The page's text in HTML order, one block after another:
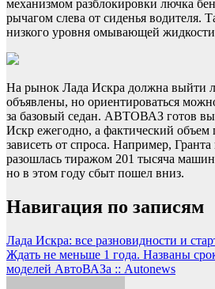
механизмом разблокировки лючка
рычагом слева от сиденья водителя.
низкого уровня омывающей
На рынок Лада Искра должна выйти
объявлены, но ориентироваться
за базовый седан. АВТОВАЗ готов
Искр ежегодно, а фактический объем
зависеть от спроса. Например,
разошлась тиражом 201 тысяча
но в этом году сбыт пошел вниз.
Навигация по записям
Лада Искра: все разновидности и
Ждать не меньше 1 года. Названы
моделей АвтоВАЗа :: Autonews